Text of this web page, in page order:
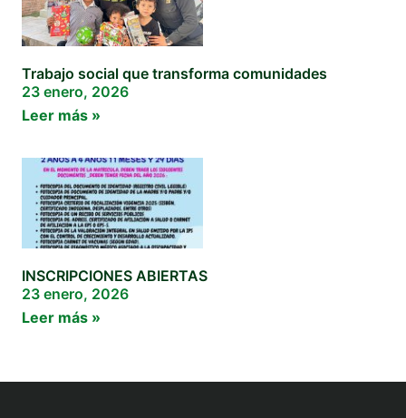
Trabajo social que transforma comunidades
23 enero, 2026
Leer más »
INSCRIPCIONES ABIERTAS
23 enero, 2026
Leer más »